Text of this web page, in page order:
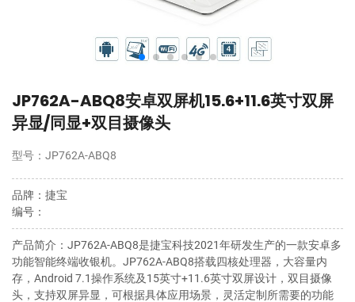
JP762A-ABQ8安卓双屏机15.6+11.6英寸双屏
异显/同显+双目摄像头
型号 ： JP762A-ABQ8
品牌 ： 捷宝
编号 ：
产品简介 ： JP762A-ABQ8是捷宝科技2021年研发生产的一款安卓多
功能智能终端收银机。JP762A-ABQ8搭载四核处理器，大容量内
存，Android 7.1操作系统及15英寸+11.6英寸双屏设计，双目摄像
头，支持双屏异显，可根据具体应用场景，灵活定制所需要的功能